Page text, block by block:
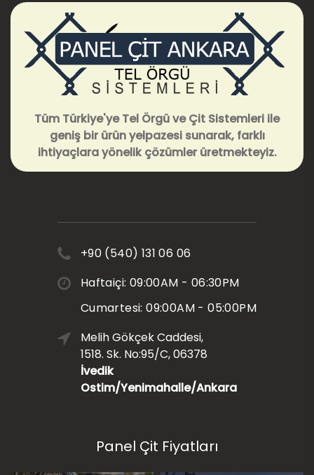
Tüm Türkiye'ye Tel Örgü ve Çit Sistemleri ile
geniş bir ürün yelpazesi sunarak, farklı
ihtiyaçlara yönelik çözümler üretmekteyiz.
+90 (540) 131 06 06
Haftaiçi: 09:00AM - 06:30PM
Cumartesi: 09:00AM - 05:00PM
Melih Gökçek Caddesi,
1518. Sk. No:95/C, 06378
İvedik
Ostim/Yenimahalle/Ankara
Panel Çit Fiyatları